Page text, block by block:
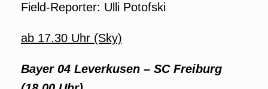
Field-Reporter: Ulli Potofski
ab 17.30 Uhr (Sky)
Bayer 04 Leverkusen – SC Freiburg